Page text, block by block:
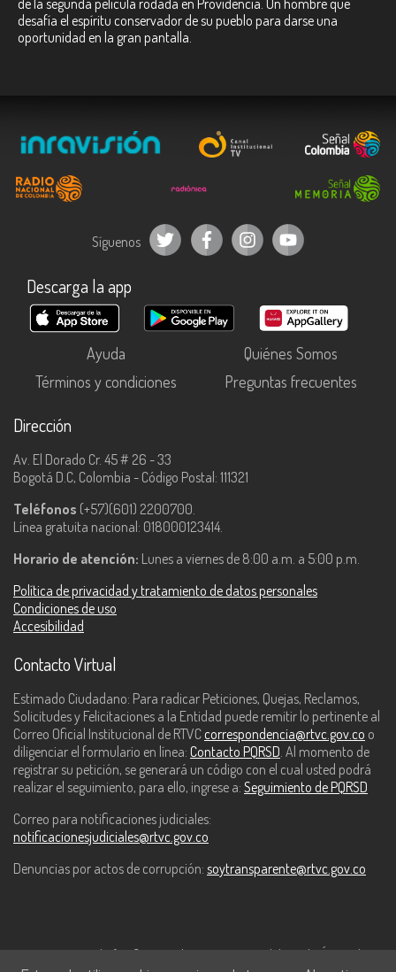
de la segunda película rodada en Providencia. Un hombre que
desafía el espíritu conservador de su pueblo para darse una
oportunidad en la gran pantalla.
Síguenos
Descarga la app
Ayuda
Quiénes Somos
Términos y condiciones
Preguntas frecuentes
Dirección
Av. El Dorado Cr. 45 # 26 - 33
Bogotá D.C, Colombia - Código Postal: 111321
Teléfonos (+57)(601) 2200700.
Línea gratuita nacional: 018000123414.
Horario de atención: Lunes a viernes de 8:00 a.m. a 5:00 p.m.
Política de privacidad y tratamiento de datos personales
Condiciones de uso
Accesibilidad
Contacto Virtual
Estimado Ciudadano: Para radicar Peticiones, Quejas, Reclamos,
Solicitudes y Felicitaciones a la Entidad puede remitir lo pertinente al
Correo Oficial Institucional de RTVC correspondencia@rtvc.gov.co o
diligenciar el formulario en línea: Contacto PQRSD. Al momento de
registrar su petición, se generará un código con el cual usted podrá
realizar el seguimiento, para ello, ingrese a: Seguimiento de PQRSD
Correo para notificaciones judiciales:
notificacionesjudiciales@rtvc.gov.co
Denuncias por actos de corrupción: soytransparente@rtvc.gov.co
Este contenido fue financiado con recursos del Fondo Único de